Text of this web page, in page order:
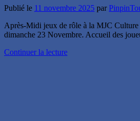
Publié le 11 novembre 2025 par
Après-Midi jeux de rôle à la MJC
dimanche 23 Novembre. Accueil des
Continuer la lecture